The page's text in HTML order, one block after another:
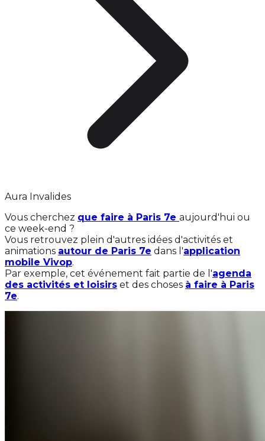
Aura Invalides
Vous cherchez que faire à Paris 7e aujourd'hui ou
ce week-end ?
Vous retrouvez plein d'autres idées d'activités et
animations autour de Paris 7e dans l'application
mobile Vivop.
Par exemple, cet événement fait partie de l'agenda
des activités et loisirs et des choses à faire à Paris
7e.